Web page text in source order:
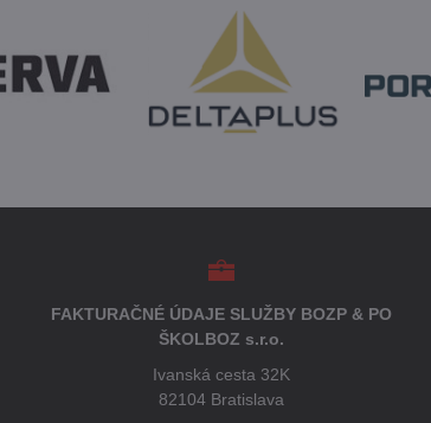
FAKTURAČNÉ ÚDAJE SLUŽBY BOZP & PO
ŠKOLBOZ s.r.o.
Ivanská cesta 32K
82104 Bratislava